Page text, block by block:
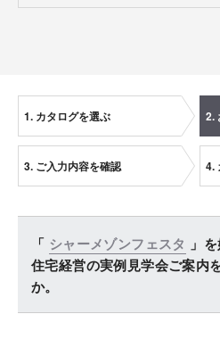
1. カタログを選ぶ 2.
3. ご入力内容を確認 4.
「 シャーメゾンフェスタ 」
住宅経営の実例見学会ご案内
か。